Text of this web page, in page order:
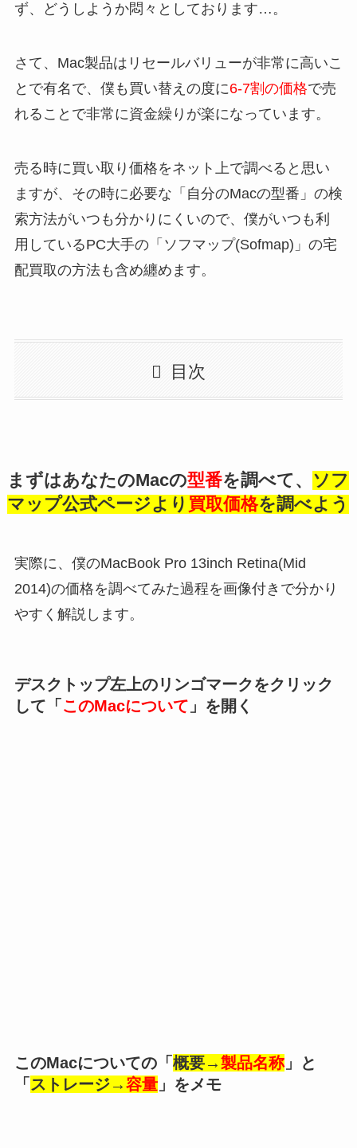
ず、どうしようか悶々としております…。
さて、Mac製品はリセールバリューが非常に高いこ
とで有名で、僕も買い替えの度に6-7割の価格で売
れることで非常に資金繰りが楽になっています。
売る時に買い取り価格をネット上で調べると思い
ますが、その時に必要な「自分のMacの型番」の検
索方法がいつも分かりにくいので、僕がいつも利
用しているPC大手の「ソフマップ(Sofmap)」の宅
配買取の方法も含め纏めます。
目次
まずはあなたのMacの型番を調べて、 ソフ
マップ公式ページより 買取価格を調べよう
実際に、僕のMacBook Pro 13inch Retina(Mid
2014)の価格を調べてみた過程を画像付きで分かり
やすく解説します。
デスクトップ左上のリンゴマークをクリック
して「 このMacについて 」を開く
このMacについての「 概要→製品名称」と
「 ストレージ→容量」をメモ